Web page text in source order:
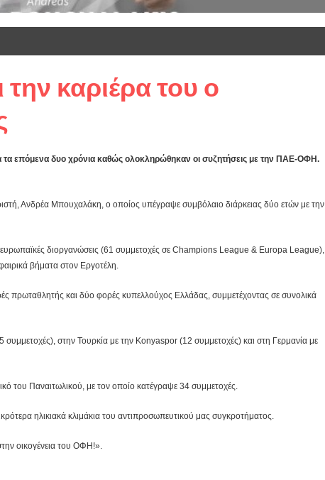
καριέρα του ο
επόμενα δυο χρόνια καθώς ολοκληρώθηκαν οι συζητήσεις με την ΠΑΕ-ΟΦΗ.
Ανδρέα Μπουχαλάκη, ο οποίος υπέγραψε συμβόλαιο διάρκειας δύο ετών με την
διοργανώσεις (61 συμμετοχές σε Champions League & Europa League),
βήματα στον Εργοτέλη.
πρωταθλητής και δύο φορές κυπελλούχος Ελλάδας, συμμετέχοντας σε συνολικά
στην Τουρκία με την Konyaspor (12 συμμετοχές) και στη Γερμανία με
του Παναιτωλικού, με τον οποίο κατέγραψε 34 συμμετοχές.
ηλικιακά κλιμάκια του αντιπροσωπευτικού μας συγκροτήματος.
οικογένεια του ΟΦΗ!».